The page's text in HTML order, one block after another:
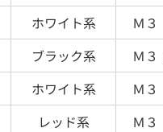
ホワイト系 Ｍ３
ブラック系 Ｍ３
ホワイト系 Ｍ３
レッド系 Ｍ３